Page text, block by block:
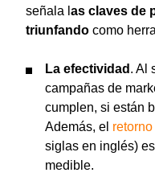
señala l as claves de
triunfando como
La efectividad . Al
campañas de
cumplen, si están
Además, el
siglas en inglés)
medible.